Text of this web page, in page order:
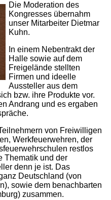
Die Moderation des
Kongresses übernahm
unser Mitarbeiter Dietmar
Kuhn.
In einem Nebentrakt der
Halle sowie auf dem
Freigelände stellten
Firmen und ideelle
Aussteller aus dem
bzw. ihre Produkte vor.
Andrang und es ergaben
von Freiwilligen
Werkfeuerwehren, der
restlos
Thematik und der
denn je ist. Das
Deutschland (von
sowie dem benachbarten
zusammen.